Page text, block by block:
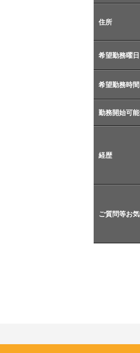
住所
希望勤務曜日
希望勤務時間
勤務開始可能
経歴
ご質問等お